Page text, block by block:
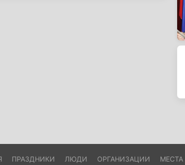
ПРАЗДНИКИ ЛЮДИ ОРГАНИЗАЦИИ МЕСТА